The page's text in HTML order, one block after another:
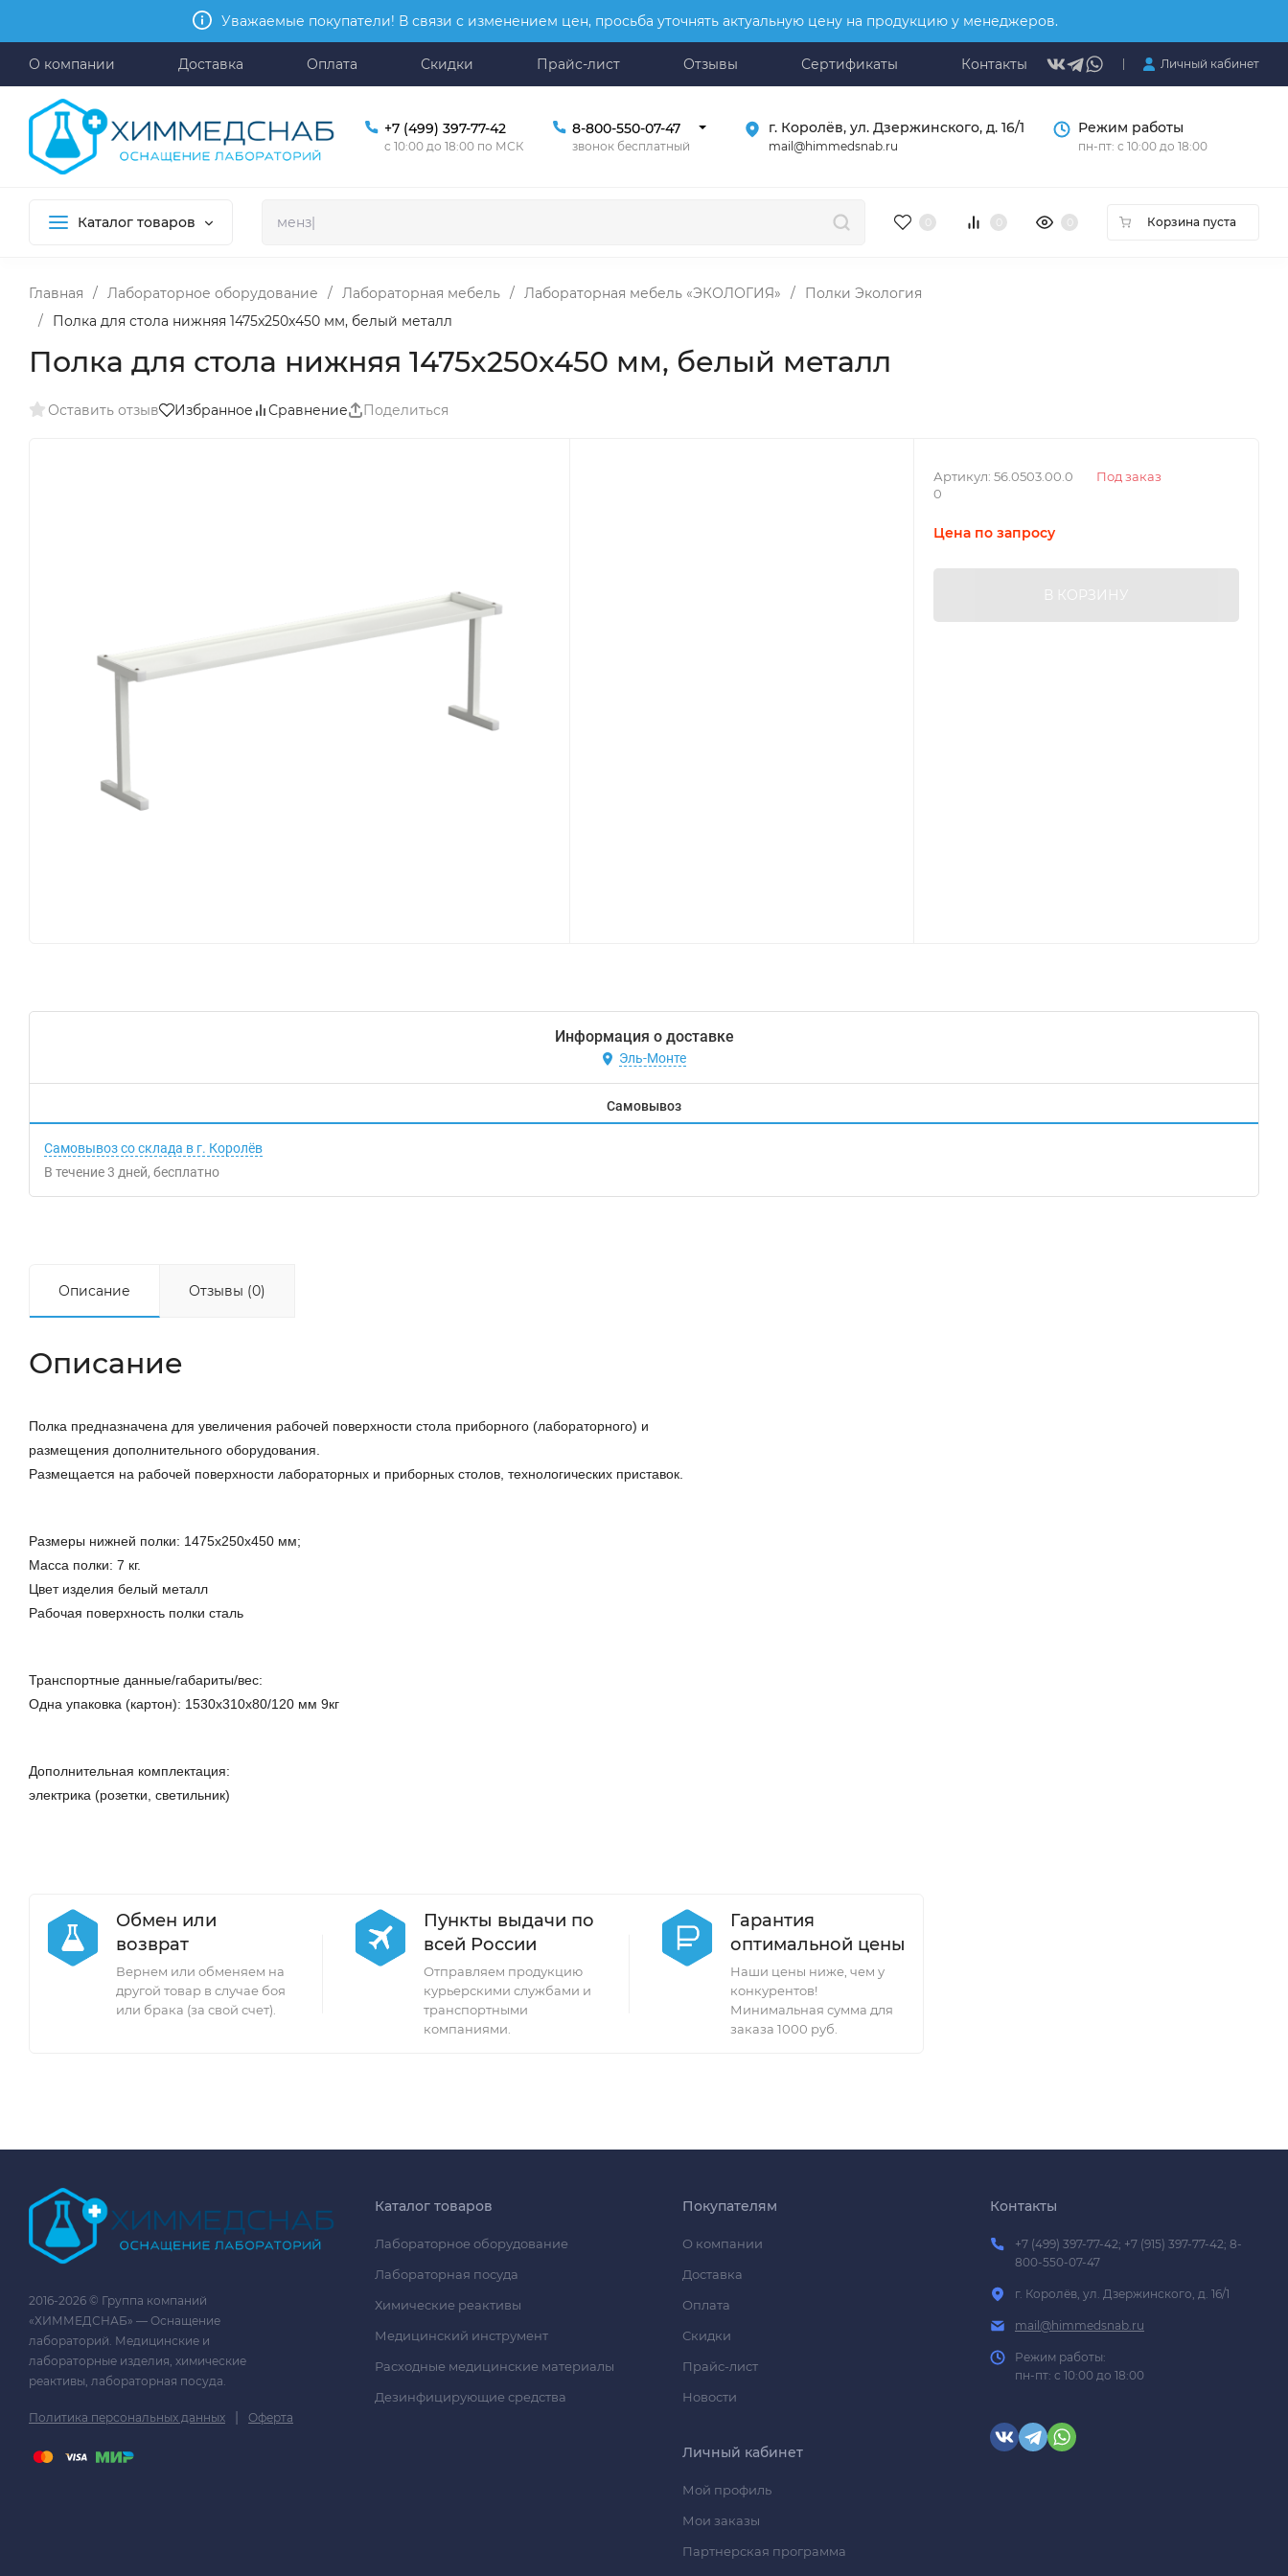
Уважаемые покупатели! В связи с изменением цен, просьба уточнять актуальную цену на продукцию у менеджеров.
О компании Доставка Оплата Скидки Прайс-лист Отзывы Сертификаты Контакты Личный кабинет
+7 (499) 397-77-42
с 10:00 до 18:00 по МСК
8-800-550-07-47
звонок бесплатный
г. Королёв, ул. Дзержинского, д. 16/1
mail@himmedsnab.ru
Режим работы
пн-пт: с 10:00 до 18:00
Каталог товаров Корзина пуста
Главная / Лабораторное оборудование / Лабораторная мебель / Лабораторная мебель «ЭКОЛОГИЯ» /
Полки Экология
/
Полка для стола нижняя 1475x250x450 мм, белый металл
Полка для стола нижняя 1475x250x450 мм, белый металл
Оставить отзыв Избранное Сравнение Поделиться
Под заказ
Артикул:56.0503.00.0
0
Цена по запросу
В КОРЗИНУ
Информация о доставке
Эль-Монте
Самовывоз
Самовывоз со склада в г. Королёв
В течение3 дней Бесплатно
Описание Отзывы (0)
Описание
Полка предназначена для увеличения рабочей поверхности стола приборного (лабораторного) и
размещения дополнительного оборудования.
Размещается на рабочей поверхности лабораторных и приборных столов, технологических приставок.
Размеры нижней полки: 1475х250х450 мм;
Масса полки: 7 кг.
Цвет изделия белый металл
Рабочая поверхность полки сталь
Транспортные данные/габариты/вес:
Одна упаковка (картон): 1530х310х80/120 мм 9кг
Дополнительная комплектация:
электрика (розетки, светильник)
Обмен или
возврат
Вернем или обменяем на
другой товар в случае боя
или брака (за свой счет).
Пункты выдачи по
всей России
Отправляем продукцию
курьерскими службами и
транспортными
компаниями.
Гарантия
оптимальной цены
Наши цены ниже, чем у
конкурентов!
Минимальная сумма для
заказа 1000 руб.
2016-2026 © Группа компаний
«ХИММЕДСНАБ» — Оснащение
лабораторий. Медицинские и
лабораторные изделия, химические
реактивы, лабораторная посуда.
Политика персональных данных | Оферта
Каталог товаров
Лабораторное оборудование
Лабораторная посуда
Химические реактивы
Медицинский инструмент
Расходные медицинские материалы
Дезинфицирующие средства
Покупателям
О компании
Доставка
Оплата
Скидки
Прайс-лист
Новости
Личный кабинет
Мой профиль
Мои заказы
Партнерская программа
Контакты
+7 (499) 397-77-42; +7 (915) 397-77-42; 8-
800-550-07-47
г. Королёв, ул. Дзержинского, д. 16/1
mail@himmedsnab.ru
Режим работы:
пн-пт: с 10:00 до 18:00